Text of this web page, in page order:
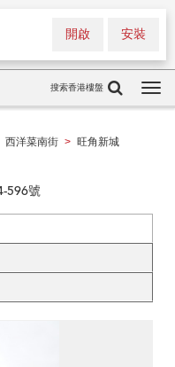
安裝
開啟
搜索香港樓盤
西洋菜南街 > 旺角新城
596號